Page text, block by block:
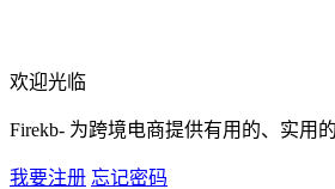
欢迎光临
Firekb- 为跨境电商提供有用的、实用
我要注册 忘记密码